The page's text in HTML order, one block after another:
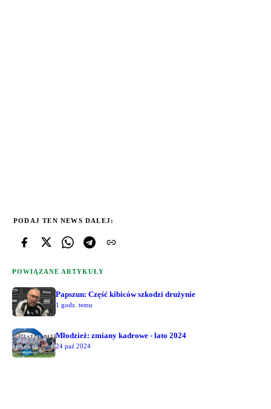
PODAJ TEN NEWS DALEJ:
POWIĄZANE ARTYKUŁY
Papszun: Część kibiców szkodzi drużynie
1 godz. temu
Młodzież: zmiany kadrowe - lato 2024
24 paź 2024